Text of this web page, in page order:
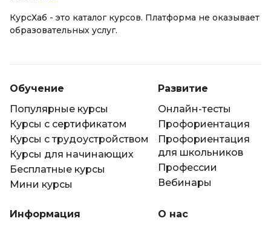
КурсХаб - это каталог курсов. Платформа не оказывает
образовательных услуг.
Обучение
Популярные курсы
Курсы с сертификатом
Курсы с трудоустройством
Курсы для начинающих
Бесплатные курсы
Мини курсы
Развитие
Онлайн-тесты
Профориентация
Профориентация
для школьников
Профессии
Вебинары
Информация
О нас